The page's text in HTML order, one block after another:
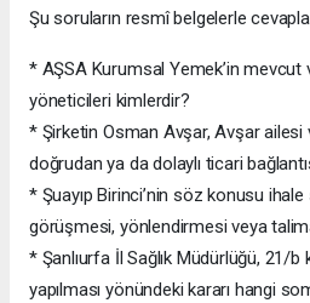
Şu soruların resmî belgelerle
* AŞSA Kurumsal Yemek’in mevcut
yöneticileri kimlerdir?
* Şirketin Osman Avşar, Avşar ailesi
doğrudan ya da dolaylı ticari
* Şuayıp Birinci’nin söz konusu
görüşmesi, yönlendirmesi veya
* Şanlıurfa İl Sağlık Müdürlüğü, 21/b
yapılması yönündeki kararı hangi